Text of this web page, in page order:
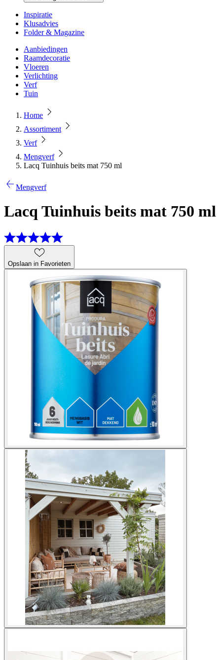
Inspiratie
Klusadvies
Folder & Magazine
Aanbiedingen
Raamdecoratie
Vloeren
Verlichting
Verf
Tuin
Home
Assortiment
Verf
Mengverf
Lacq Tuinhuis beits mat 750 ml
Mengverf
Lacq Tuinhuis beits mat 750 ml
Opslaan in Favorieten